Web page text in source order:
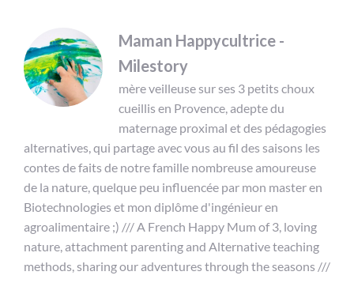
Maman Happycultrice -
Milestory
mère veilleuse sur ses 3 petits choux
cueillis en Provence, adepte du
maternage proximal et des pédagogies
alternatives, qui partage avec vous au fil des saisons les
contes de faits de notre famille nombreuse amoureuse
de la nature, quelque peu influencée par mon master en
Biotechnologies et mon diplôme d'ingénieur en
agroalimentaire ;) /// A French Happy Mum of 3, loving
nature, attachment parenting and Alternative teaching
methods, sharing our adventures through the seasons ///